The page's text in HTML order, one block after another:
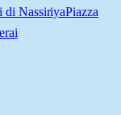
di NassiriyaPiazza